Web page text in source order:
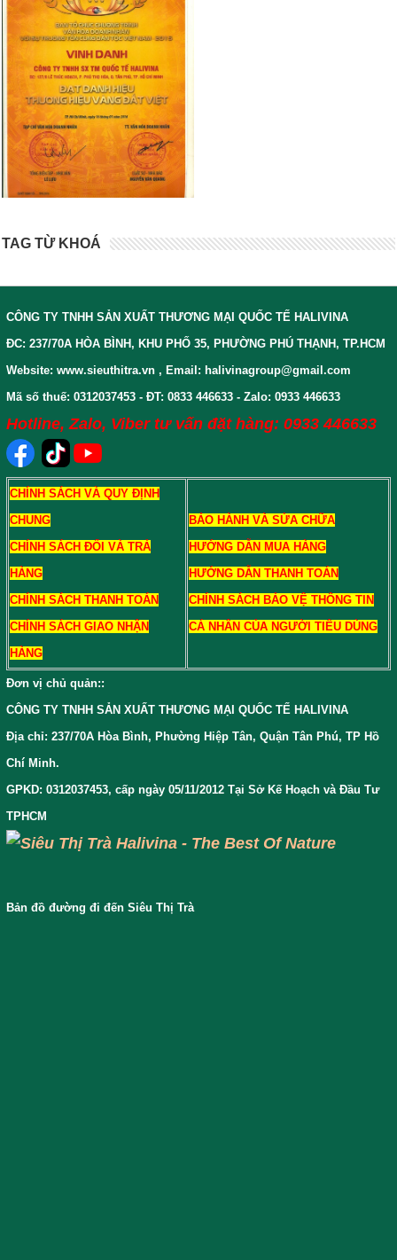
TAG TỪ KHOÁ
CÔNG TY TNHH SẢN XUẤT THƯƠNG MẠI QUỐC TẾ HALIVINA
ĐC: 237/70A HÒA BÌNH, KHU PHỐ 35, PHƯỜNG PHÚ THẠNH, TP.HCM
Website: www.sieuthitra.vn , Email: halivinagroup@gmail.com
Mã số thuế: 0312037453 - ĐT: 0833 446633 - Zalo: 0933 446633
Hotline, Zalo, Viber tư vấn đặt hàng: 0933 446633
CHÍNH SÁCH VÀ QUY ĐỊNH
CHUNG
CHÍNH SÁCH ĐỔI VÀ TRẢ
HÀNG
CHÍNH SÁCH THANH TOÁN
CHÍNH SÁCH GIAO NHẬN
HÀNG
BẢO HÀNH VÀ SỬA CHỮA
HƯỚNG DẪN MUA HÀNG
HƯỚNG DẪN THANH TOÁN
CHÍNH SÁCH BẢO VỆ THÔNG TIN
CÁ NHÂN CỦA NGƯỜI TIÊU DÙNG
Đơn vị chủ quản::
CÔNG TY TNHH SẢN XUẤT THƯƠNG MẠI QUỐC TẾ HALIVINA
Địa chỉ: 237/70A Hòa Bình, Phường Hiệp Tân, Quận Tân Phú, TP Hồ
Chí Minh.
GPKD: 0312037453, cấp ngày 05/11/2012 Tại Sở Kế Hoạch và Đầu Tư
TPHCM
Bản đồ đường đi đến Siêu Thị Trà